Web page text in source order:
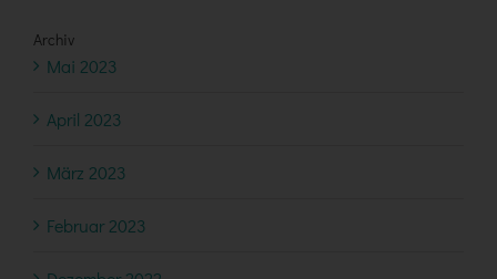
Archiv
Mai 2023
April 2023
März 2023
Februar 2023